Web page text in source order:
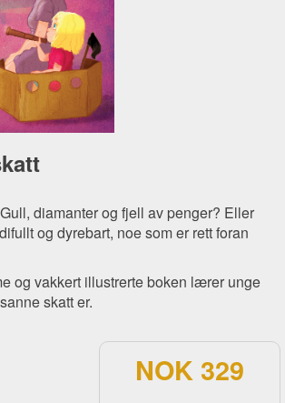
diamanter og fjell av penger? Eller
og dyrebart, noe som er rett foran
og vakkert illustrerte boken lærer unge
skatt er.
NOK 329